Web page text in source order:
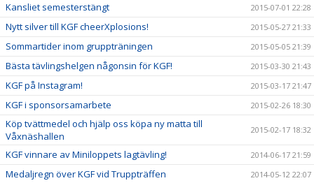
Kansliet semesterstängt 2015-07-01 22:28
Nytt silver till KGF cheerXplosions! 2015-05-27 21:33
Sommartider inom gruppträningen 2015-05-05 21:39
Bästa tävlingshelgen någonsin för KGF! 2015-03-30 21:43
KGF på Instagram! 2015-03-17 21:47
KGF i sponsorsamarbete 2015-02-26 18:30
Köp tvättmedel och hjälp oss köpa ny matta till
Våxnäshallen
2015-02-17 18:32
KGF vinnare av Miniloppets lagtävling! 2014-06-17 21:59
Medaljregn över KGF vid Truppträffen 2014-05-12 22:07